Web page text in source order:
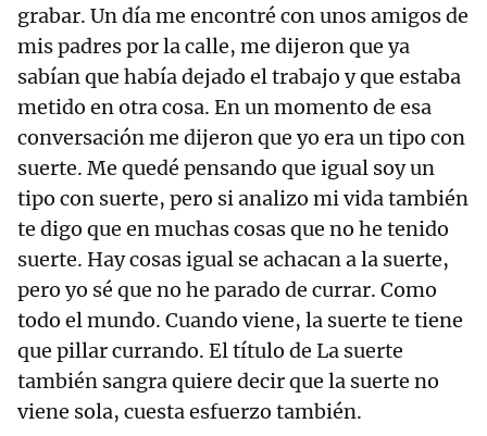
grabar. Un día me encontré con unos amigos de
mis padres por la calle, me dijeron que ya
sabían que había dejado el trabajo y que estaba
metido en otra cosa. En un momento de esa
conversación me dijeron que yo era un tipo con
suerte. Me quedé pensando que igual soy un
tipo con suerte, pero si analizo mi vida también
te digo que en muchas cosas que no he tenido
suerte. Hay cosas igual se achacan a la suerte,
pero yo sé que no he parado de currar. Como
todo el mundo. Cuando viene, la suerte te tiene
que pillar currando. El título de La suerte
también sangra quiere decir que la suerte no
viene sola, cuesta esfuerzo también.